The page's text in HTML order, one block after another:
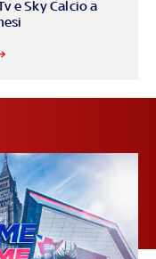
e Sky Calcio a